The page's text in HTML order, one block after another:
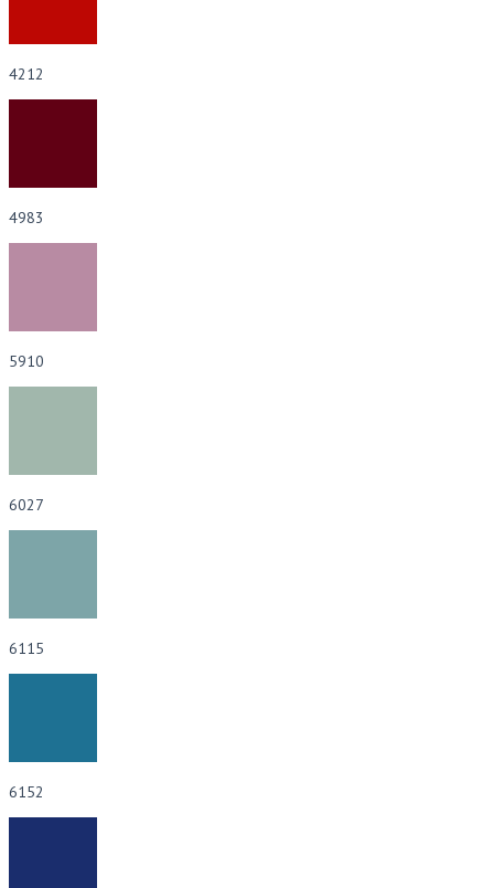
4212
4983
5910
6027
6115
6152